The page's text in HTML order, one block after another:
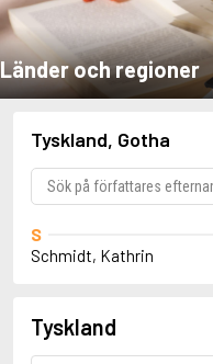
Länder och regioner
Tyskland, Gotha
S
Schmidt, Kathrin
Tyskland